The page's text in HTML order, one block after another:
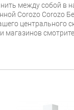
между собой в
Corozo Corozo
центрального
магазинов